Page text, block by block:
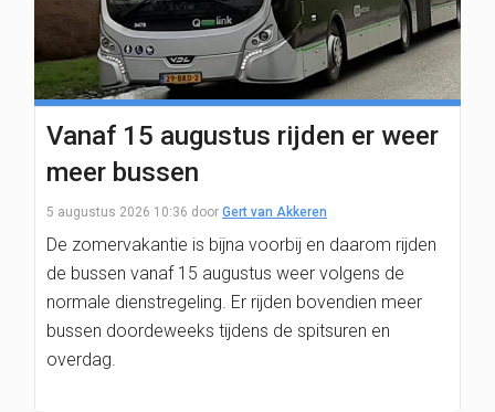
Vanaf 15 augustus rijden er weer
meer bussen
5 augustus 2026 10:36 door Gert van Akkeren
De zomervakantie is bijna voorbij en daarom rijden
de bussen vanaf 15 augustus weer volgens de
normale dienstregeling. Er rijden bovendien meer
bussen doordeweeks tijdens de spitsuren en
overdag.